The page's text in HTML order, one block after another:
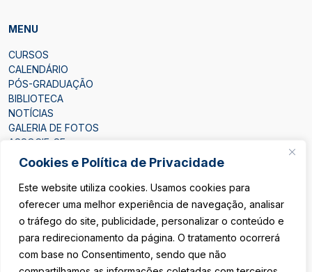
Cookies e Política de Privacidade
Este website utiliza cookies. Usamos cookies para
oferecer uma melhor experiência de navegação, analisar
o tráfego do site, publicidade, personalizar o conteúdo e
para redirecionamento da página. O tratamento ocorrerá
com base no Consentimento, sendo que não
MENU
CURSOS
CALENDÁRIO
PÓS-GRADUAÇÃO
BIBLIOTECA
NOTÍCIAS
GALERIA DE FOTOS
ASSOCIE-SE
CONTATO
ÁREA DO ASSOCIADO